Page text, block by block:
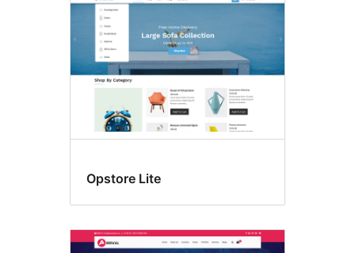
Opstore Lite